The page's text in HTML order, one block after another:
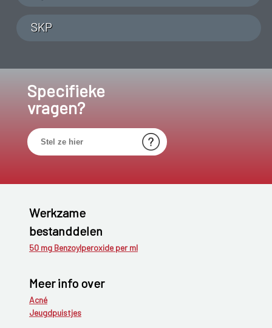
SKP
Specifieke
vragen?
Werkzame
bestanddelen
50 mg Benzoylperoxide per ml
Meer info over
Acné
Jeugdpuistjes